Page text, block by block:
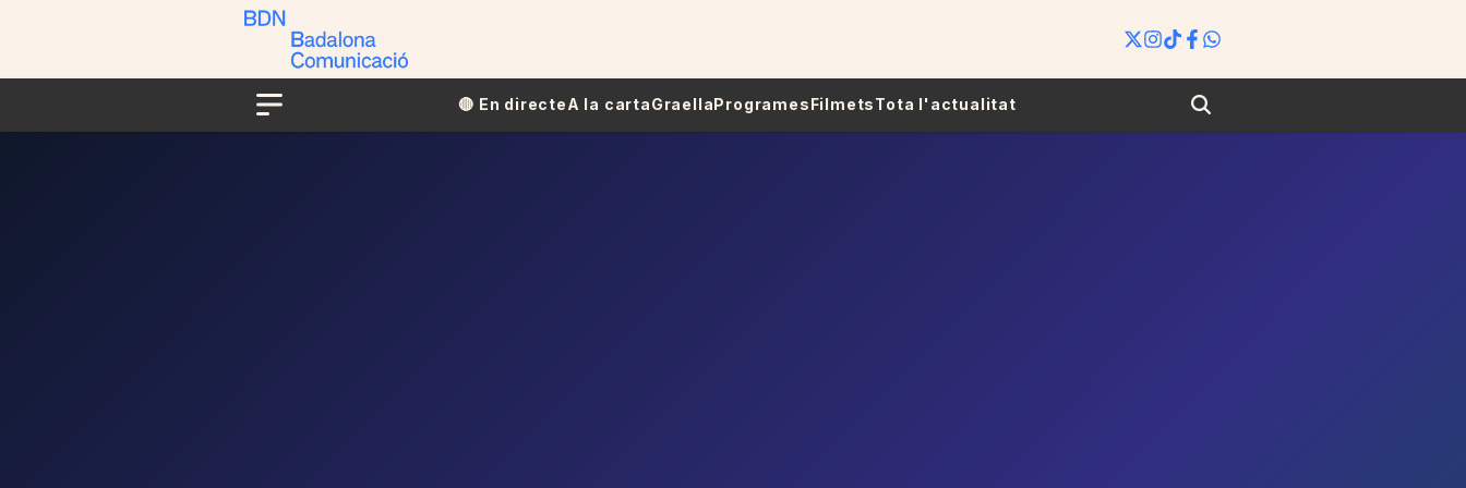
Menu
🔴​​ En directeA la cartaGraellaProgramesFilmetsTota l'actualitat Search